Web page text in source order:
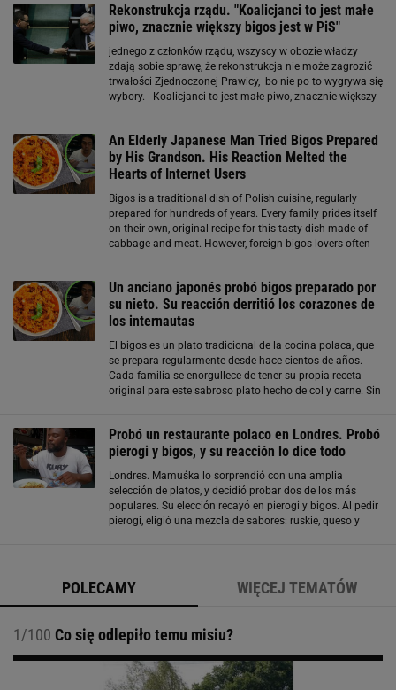
Rekonstrukcja rządu. "Koalicjanci to jest małe
piwo, znacznie większy bigos jest w PiS"
jednego z członków rządu, wszyscy w obozie władzy
zdają sobie sprawę, że rekonstrukcja nie może zagrozić
trwałości Zjednoczonej Prawicy, bo nie po to wygrywa się
wybory. - Koalicjanci to jest małe piwo, znacznie większy
An Elderly Japanese Man Tried Bigos Prepared
by His Grandson. His Reaction Melted the
Hearts of Internet Users
Bigos is a traditional dish of Polish cuisine, regularly
prepared for hundreds of years. Every family prides itself
on their own, original recipe for this tasty dish made of
cabbage and meat. However, foreign bigos lovers often
Un anciano japonés probó bigos preparado por
su nieto. Su reacción derritió los corazones de
los internautas
El bigos es un plato tradicional de la cocina polaca, que
se prepara regularmente desde hace cientos de años.
Cada familia se enorgullece de tener su propia receta
original para este sabroso plato hecho de col y carne. Sin
Probó un restaurante polaco en Londres. Probó
pierogi y bigos, y su reacción lo dice todo
Londres. Mamuśka lo sorprendió con una amplia
selección de platos, y decidió probar dos de los más
populares. Su elección recayó en pierogi y bigos. Al pedir
pierogi, eligió una mezcla de sabores: ruskie, queso y
POLECAMY WIĘCEJ TEMATÓW
1/100 Co się odlepiło temu misiu?